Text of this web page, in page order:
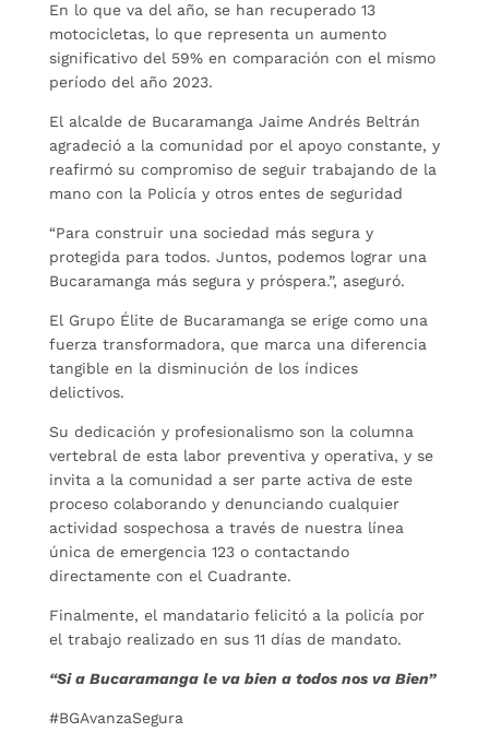
En lo que va del año, se han recuperado 13
motocicletas, lo que representa un aumento
significativo del 59% en comparación con el mismo
período del año 2023.
El alcalde de Bucaramanga Jaime Andrés Beltrán
agradeció a la comunidad por el apoyo constante, y
reafirmó su compromiso de seguir trabajando de la
mano con la Policía y otros entes de seguridad
“Para construir una sociedad más segura y
protegida para todos. Juntos, podemos lograr una
Bucaramanga más segura y próspera.”, aseguró.
El Grupo Élite de Bucaramanga se erige como una
fuerza transformadora, que marca una diferencia
tangible en la disminución de los índices
delictivos.
Su dedicación y profesionalismo son la columna
vertebral de esta labor preventiva y operativa, y se
invita a la comunidad a ser parte activa de este
proceso colaborando y denunciando cualquier
actividad sospechosa a través de nuestra línea
única de emergencia 123 o contactando
directamente con el Cuadrante.
Finalmente, el mandatario felicitó a la policía por
el trabajo realizado en sus 11 días de mandato.
“Si a Bucaramanga le va bien a todos nos va Bien”
#BGAvanzaSegura